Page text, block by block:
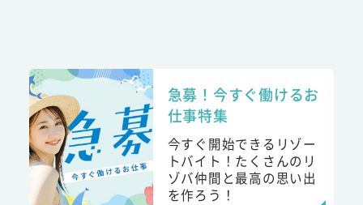
急募！今すぐ働けるお
仕事特集
今すぐ開始できるリゾー
トバイト！たくさんのリ
ゾバ仲間と最高の思い出
を作ろう！